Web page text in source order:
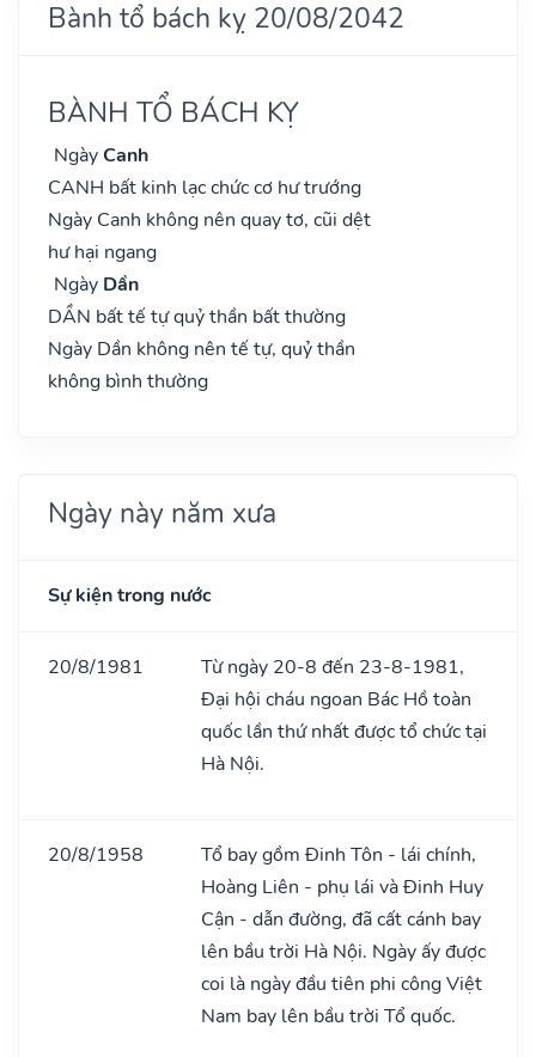
Bành tổ bách kỵ 20/08/2042
BÀNH TỔ BÁCH KỴ
NgàyCanh
CANH bất kinh lạc chức cơ hư trướng
Ngày Canh không nên quay tơ, cũi dệt
hư hại ngang
Ngày Dần
DẦN bất tế tự quỷ thần bất thường
Ngày Dần không nên tế tự, quỷ thần
không bình thường
Ngày này năm xưa
Sự kiện trong nước
20/8/1981
Từ ngày 20-8 đến 23-8-1981,
Đại hội cháu ngoan Bác Hồ toàn
quốc lần thứ nhất được tổ chức tại
Hà Nội.
20/8/1958
Tổ bay gồm Đinh Tôn - lái chính,
Hoàng Liên - phụ lái và Đinh Huy
Cận - dẫn đường, đã cất cánh bay
lên bầu trời Hà Nội. Ngày ấy được
coi là ngày đầu tiên phi công Việt
Nam bay lên bầu trời Tổ quốc.